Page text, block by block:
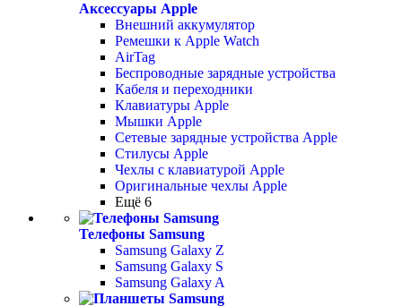
Аксессуары Apple
Внешний аккумулятор
Ремешки к Apple Watch
AirTag
Беспроводные зарядные устройства
Кабеля и переходники
Клавиатуры Apple
Мышки Apple
Сетевые зарядные устройства Apple
Стилусы Apple
Чехлы с клавиатурой Apple
Оригинальные чехлы Apple
Ещё 6
Телефоны Samsung
Samsung Galaxy Z
Samsung Galaxy S
Samsung Galaxy A